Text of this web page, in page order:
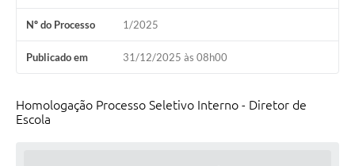
Turismo
Nº do Processo 1/2025
Publicado em 31/12/2025 às 08h00
Homologação Processo Seletivo Interno - Diretor de
Escola